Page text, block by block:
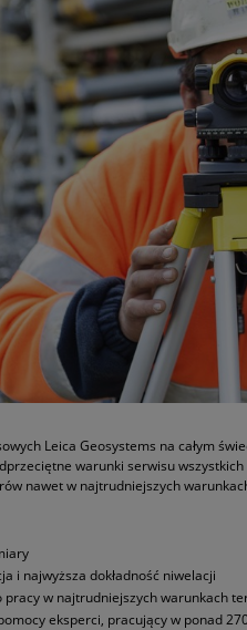
Leica Geosystems na całym
warunki serwisu
nawet w najtrudniejszych
i najwyższa dokładność niwelacji
pracy w najtrudniejszych warunkach
eksperci, pracujący w ponad